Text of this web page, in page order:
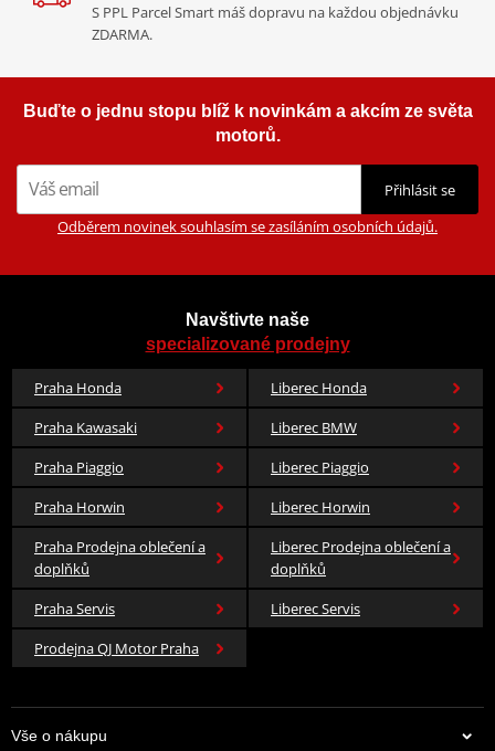
S PPL Parcel Smart máš dopravu na každou objednávku
ZDARMA.
Buďte o jednu stopu blíž k novinkám a akcím ze světa
motorů.
Přihlásit se
Odběrem novinek souhlasím se zasíláním osobních údajů.
Navštivte naše
specializované prodejny
Praha Honda
Liberec Honda
Praha Kawasaki
Liberec BMW
Praha Piaggio
Liberec Piaggio
Praha Horwin
Liberec Horwin
Praha Prodejna oblečení a
doplňků
Liberec Prodejna oblečení a
doplňků
Praha Servis
Liberec Servis
Prodejna QJ Motor Praha
Vše o nákupu